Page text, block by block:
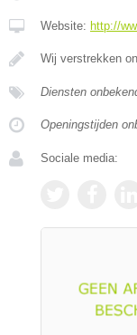
Website: http://
Wij verstrekken
Diensten
Openingstijden
Sociale media: